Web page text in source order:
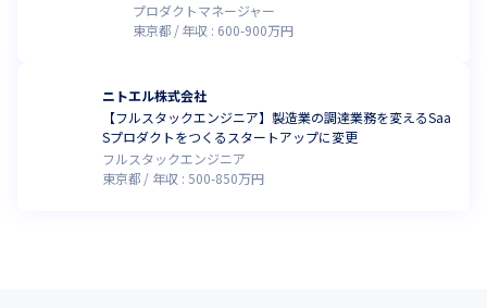
プロダクトマネージャー
東京都
年収 : 600-900万円
ニトエル株式会社
【フルスタックエンジニア】製造業の調達業務を変えるSaa
Sプロダクトをつくるスタートアップに変更
フルスタックエンジニア
東京都
年収 : 500-850万円